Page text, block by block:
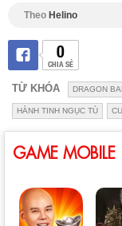
Theo Helino
0
CHIA SẺ
TỪ KHÓA DRAGON
HÀNH TINH NGỤC TÙ
GAME